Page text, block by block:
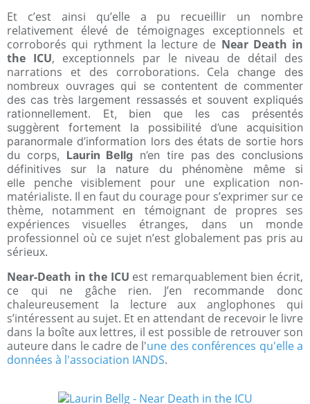
Et c’est ainsi qu’elle a pu recueillir un nombre
relativement élevé de témoignages exceptionnels et
corroborés qui rythment la lecture de Near Death in
the ICU, exceptionnels par le niveau de détail des
narrations et des corroborations. Cela change des
nombreux ouvrages qui se contentent de commenter
des cas très largement ressassés et souvent expliqués
rationnellement. Et, bien que les cas présentés
suggèrent fortement la possibilité d’une acquisition
paranormale d’information lors des états de sortie hors
du corps, Laurin Bellg n’en tire pas des conclusions
définitives sur la nature du phénomène même si
elle penche visiblement pour une explication non-
matérialiste. Il en faut du courage pour s’exprimer sur ce
thème, notamment en témoignant de propres ses
expériences visuelles étranges, dans un monde
professionnel où ce sujet n’est globalement pas pris au
sérieux.
Near-Death in the ICU est remarquablement bien écrit,
ce qui ne gâche rien. J’en recommande donc
chaleureusement la lecture aux anglophones qui
s’intéressent au sujet. Et en attendant de recevoir le livre
dans la boîte aux lettres, il est possible de retrouver son
auteure dans le cadre de l'une des conférences qu'elle a
données à l'association IANDS.